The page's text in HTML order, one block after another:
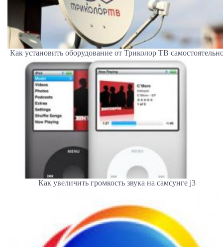
Как установить оборудование от Триколор ТВ
Как увеличить громкость звука на самсунге j3